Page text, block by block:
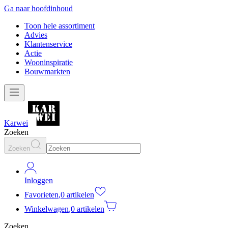
Ga naar hoofdinhoud
Toon hele assortiment
Advies
Klantenservice
Actie
Wooninspiratie
Bouwmarkten
Karwei
Zoeken
Zoeken
Inloggen
Favorieten,0 artikelen
Winkelwagen,0 artikelen
Zoeken